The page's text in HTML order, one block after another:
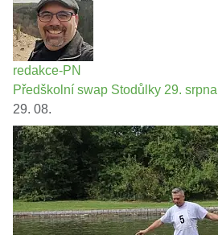
redakce-PN
Předškolní swap Stodůlky 29. srpna
29. 08.